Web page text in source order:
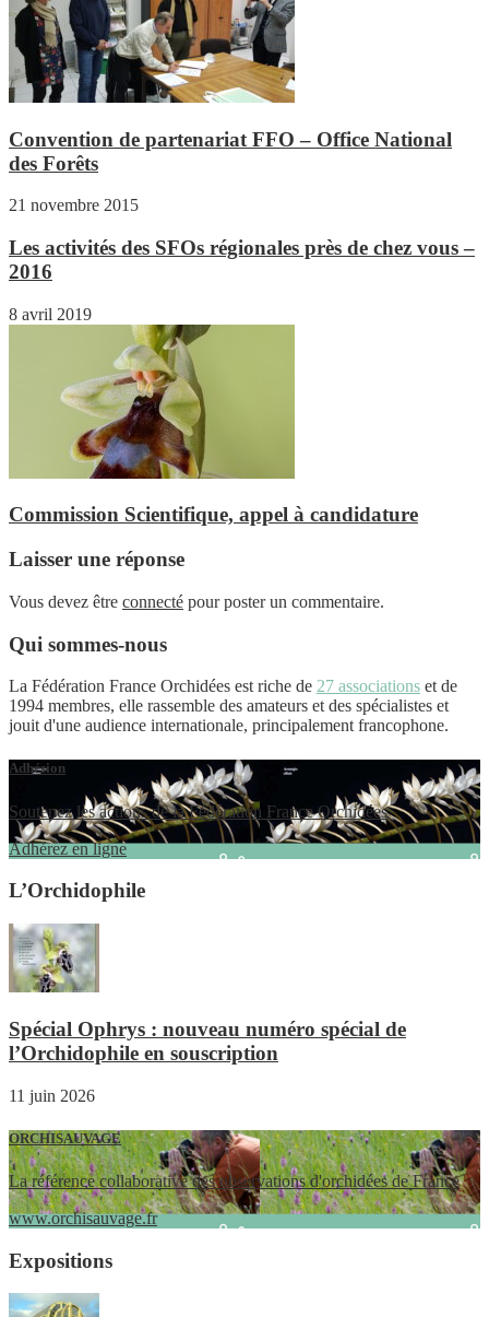
Convention de partenariat FFO – Office National
des Forêts
21 novembre 2015
Les activités des SFOs régionales près de chez vous –
2016
8 avril 2019
Commission Scientifique, appel à candidature
Laisser une réponse
Vous devez être connecté pour poster un commentaire.
Qui sommes-nous
La Fédération France Orchidées est riche de 27 associations et de
1994 membres, elle rassemble des amateurs et des spécialistes et
jouit d'une audience internationale, principalement francophone.
Adhésion
Soutenez les actions de la Fédération France Orchidées
Adhérez en ligne
L’Orchidophile
Spécial Ophrys : nouveau numéro spécial de
l’Orchidophile en souscription
11 juin 2026
ORCHISAUVAGE
La référence collaborative des observations d'orchidées de France
www.orchisauvage.fr
Expositions